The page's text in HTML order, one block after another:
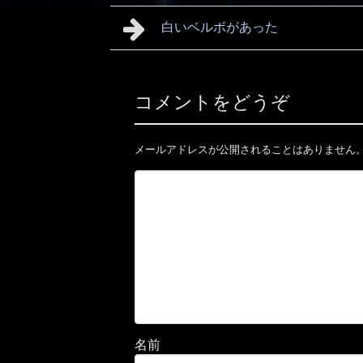
白いベルボがあった
コメントをどうぞ
メールアドレスが公開されることはありません
名前